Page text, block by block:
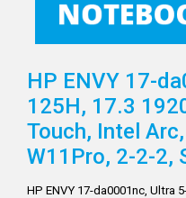
HP ENVY 17-
125H, 17.3
Touch, Intel
W11Pro, 2-2-2,
HP ENVY 17-da0001nc, Ultra